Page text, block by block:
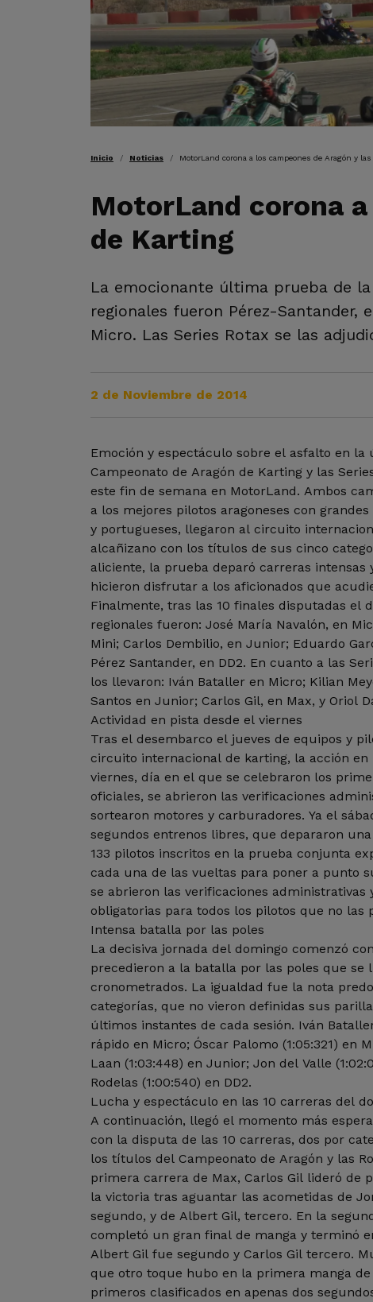
RUTA DE
Inicio Noticias MotorLand corona a los campeones de Aragón y
MotorLand corona
de Karting
La emocionante última prueba de
regionales fueron Pérez-Santander,
Micro. Las Series Rotax se las
2 de Noviembre de 2014
Emoción y espectáculo sobre el asfalto en
Campeonato de Aragón de Karting y las
este fin de semana en MotorLand. Ambos
a los mejores pilotos aragoneses con
y portugueses, llegaron al circuito
alcañizano con los títulos de sus cinco
aliciente, la prueba deparó carreras intensas
hicieron disfrutar a los aficionados que
Finalmente, tras las 10 finales disputadas el
regionales fueron: José María Navalón, en
Mini; Carlos Dembilio, en Junior; Eduardo García, en Max, y Jesús
Pérez Santander, en DD2. En cuanto a las
los llevaron: Iván Bataller en Micro; Kilian Meyer,
Santos en Junior; Carlos Gil, en Max, y Oriol
Actividad en pista desde el viernes
Tras el desembarco el jueves de equipos y
circuito internacional de karting, la acción en
viernes, día en el que se celebraron los
oficiales, se abrieron las verificaciones
sortearon motores y carburadores. Ya el
segundos entrenos libres, que depararon
133 pilotos inscritos en la prueba conjunta
cada una de las vueltas para poner a punto
se abrieron las verificaciones administrativas
obligatorias para todos los pilotos que no las
Intensa batalla por las poles
La decisiva jornada del domingo comenzó
precedieron a la batalla por las poles que se
cronometrados. La igualdad fue la nota
categorías, que no vieron definidas sus
últimos instantes de cada sesión. Iván
rápido en Micro; Óscar Palomo (1:05:321) en Mini; Mauricio
Laan (1:03:448) en Junior; Jon del Valle
Rodelas (1:00:540) en DD2.
Lucha y espectáculo en las 10 carreras del
A continuación, llegó el momento más
con la disputa de las 10 carreras, dos por
los títulos del Campeonato de Aragón y las
primera carrera de Max, Carlos Gil lideró de
la victoria tras aguantar las acometidas de
segundo, y de Albert Gil, tercero. En la
completó un gran final de manga y terminó
Albert Gil fue segundo y Carlos Gil tercero.
que otro toque hubo en la primera manga
primeros clasificados en apenas dos